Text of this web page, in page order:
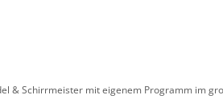
& Schirrmeister mit eigenem Programm im